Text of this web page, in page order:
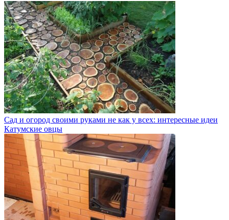
Сад и огород своими руками не как у всех: интересные идеи
Катумские овцы